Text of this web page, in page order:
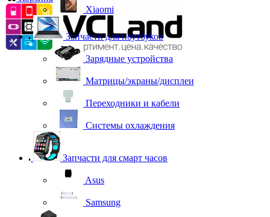
Xiaomi
Запчасти для ноутбуков
Зарядные устройства
Матрицы/экраны/дисплеи
Переходники и кабели
Системы охлаждения
Запчасти для смарт часов
Asus
Samsung